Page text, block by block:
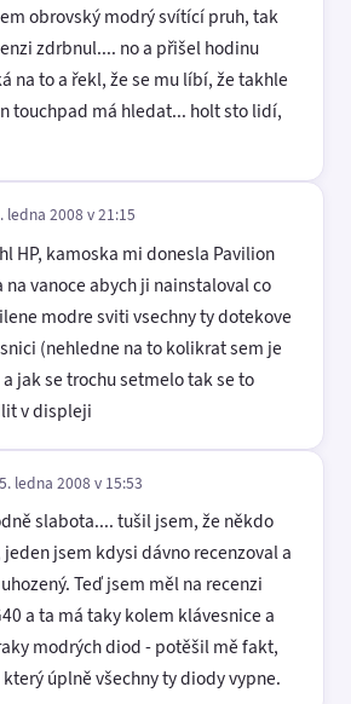
obrovský modrý svítící pruh, tak
zdrbnul.... no a přišel hodinu
na to a řekl, že se mu líbí, že takhle
touchpad má hledat... holt sto lidí,
ledna 2008 v 21:15
HP, kamoska mi donesla Pavilion
vanoce abych ji nainstaloval co
modre sviti vsechny ty dotekove
(nehledne na to kolikrat sem je
jak se trochu setmelo tak se to
v displeji
5. ledna 2008 v 15:53
slabota.... tušil jsem, že někdo
jsem kdysi dávno recenzoval a
Teď jsem měl na recenzi
a ta má taky kolem klávesnice a
modrých diod - potěšil mě fakt,
úplně všechny ty diody vypne.